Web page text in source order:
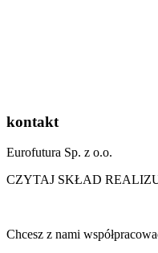
kontakt
Eurofutura Sp. z o.o.
CZYTAJ SKŁAD
Chcesz z nami